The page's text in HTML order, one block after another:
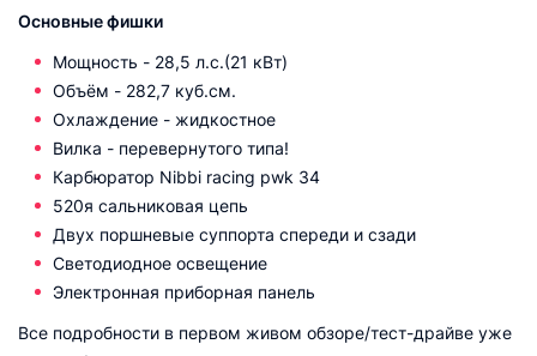
Основные фишки
Мощность - 28,5 л.с.(21 кВт)
Объём - 282,7 куб.см.
Охлаждение - жидкостное
Вилка - перевернутого типа!
Карбюратор Nibbi racing pwk 34
520я сальниковая цепь
Двух поршневые суппорта спереди и сзади
Светодиодное освещение
Электронная приборная панель
Все подробности в первом живом обзоре/тест-драйве уже